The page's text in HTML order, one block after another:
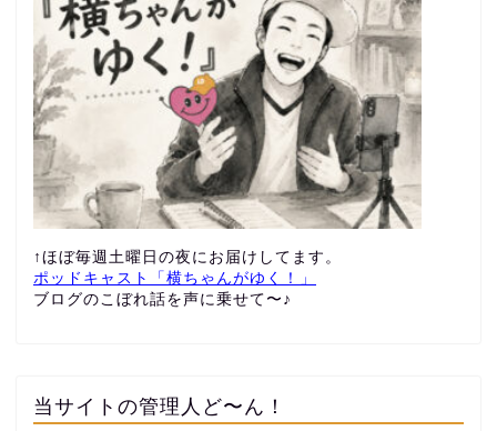
↑ほぼ毎週土曜日の夜にお届けしてます。
ポッドキャスト「横ちゃんがゆく！」
ブログのこぼれ話を声に乗せて〜♪
当サイトの管理人ど〜ん！